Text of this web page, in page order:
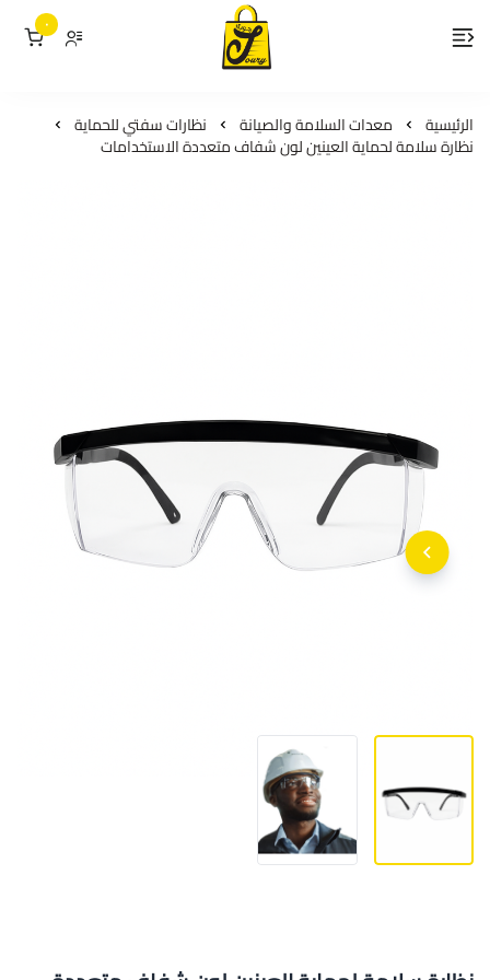
لمسات جوري
٠
الرئيسية معدات السلامة والصيانة نظارات سفتي للحماية
نظارة سلامة لحماية العينين لون شفاف متعددة الاستخدامات